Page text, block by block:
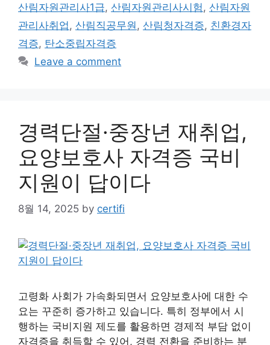
산림자원관리사1급, 산림자원관리사시험 , 산림자원
관리사취업 , 산림직공무원 , 산림청자격증, 친환경자
격증, 탄소중립자격증
Leave a comment
경력단절·중장년 재취업,
요양보호사 자격증 국비
지원이 답이다
8월 14, 2025 by certifi
고령화 사회가 가속화되면서 요양보호사에 대한 수
요는 꾸준히 증가하고 있습니다. 특히 정부에서 시
행하는 국비지원 제도를 활용하면 경제적 부담 없이
자격증을 취득할 수 있어, 경력 전환을 준비하는 분